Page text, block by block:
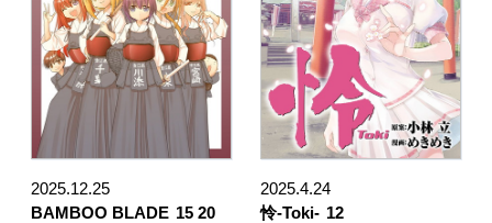
2025.12.25
BAMBOO BLADE 15 20
2025.4.24
怜-Toki- 12